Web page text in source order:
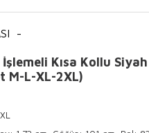
-
İşlemeli Kısa Kollu
M-L-XL-2XL)